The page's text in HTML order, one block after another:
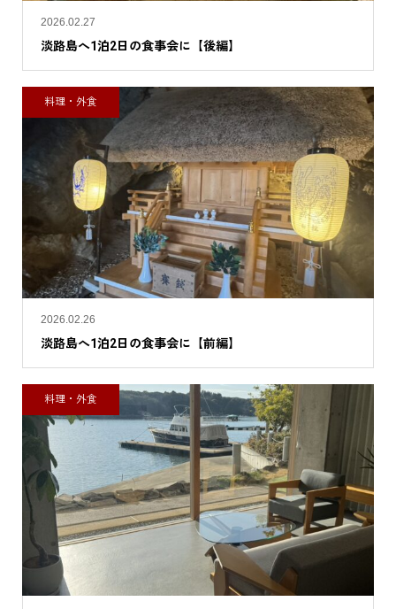
2026.02.27
淡路島へ1泊2日の食事会に【後編】
2026.02.26
淡路島へ1泊2日の食事会に【前編】
料理・外食
料理・外食